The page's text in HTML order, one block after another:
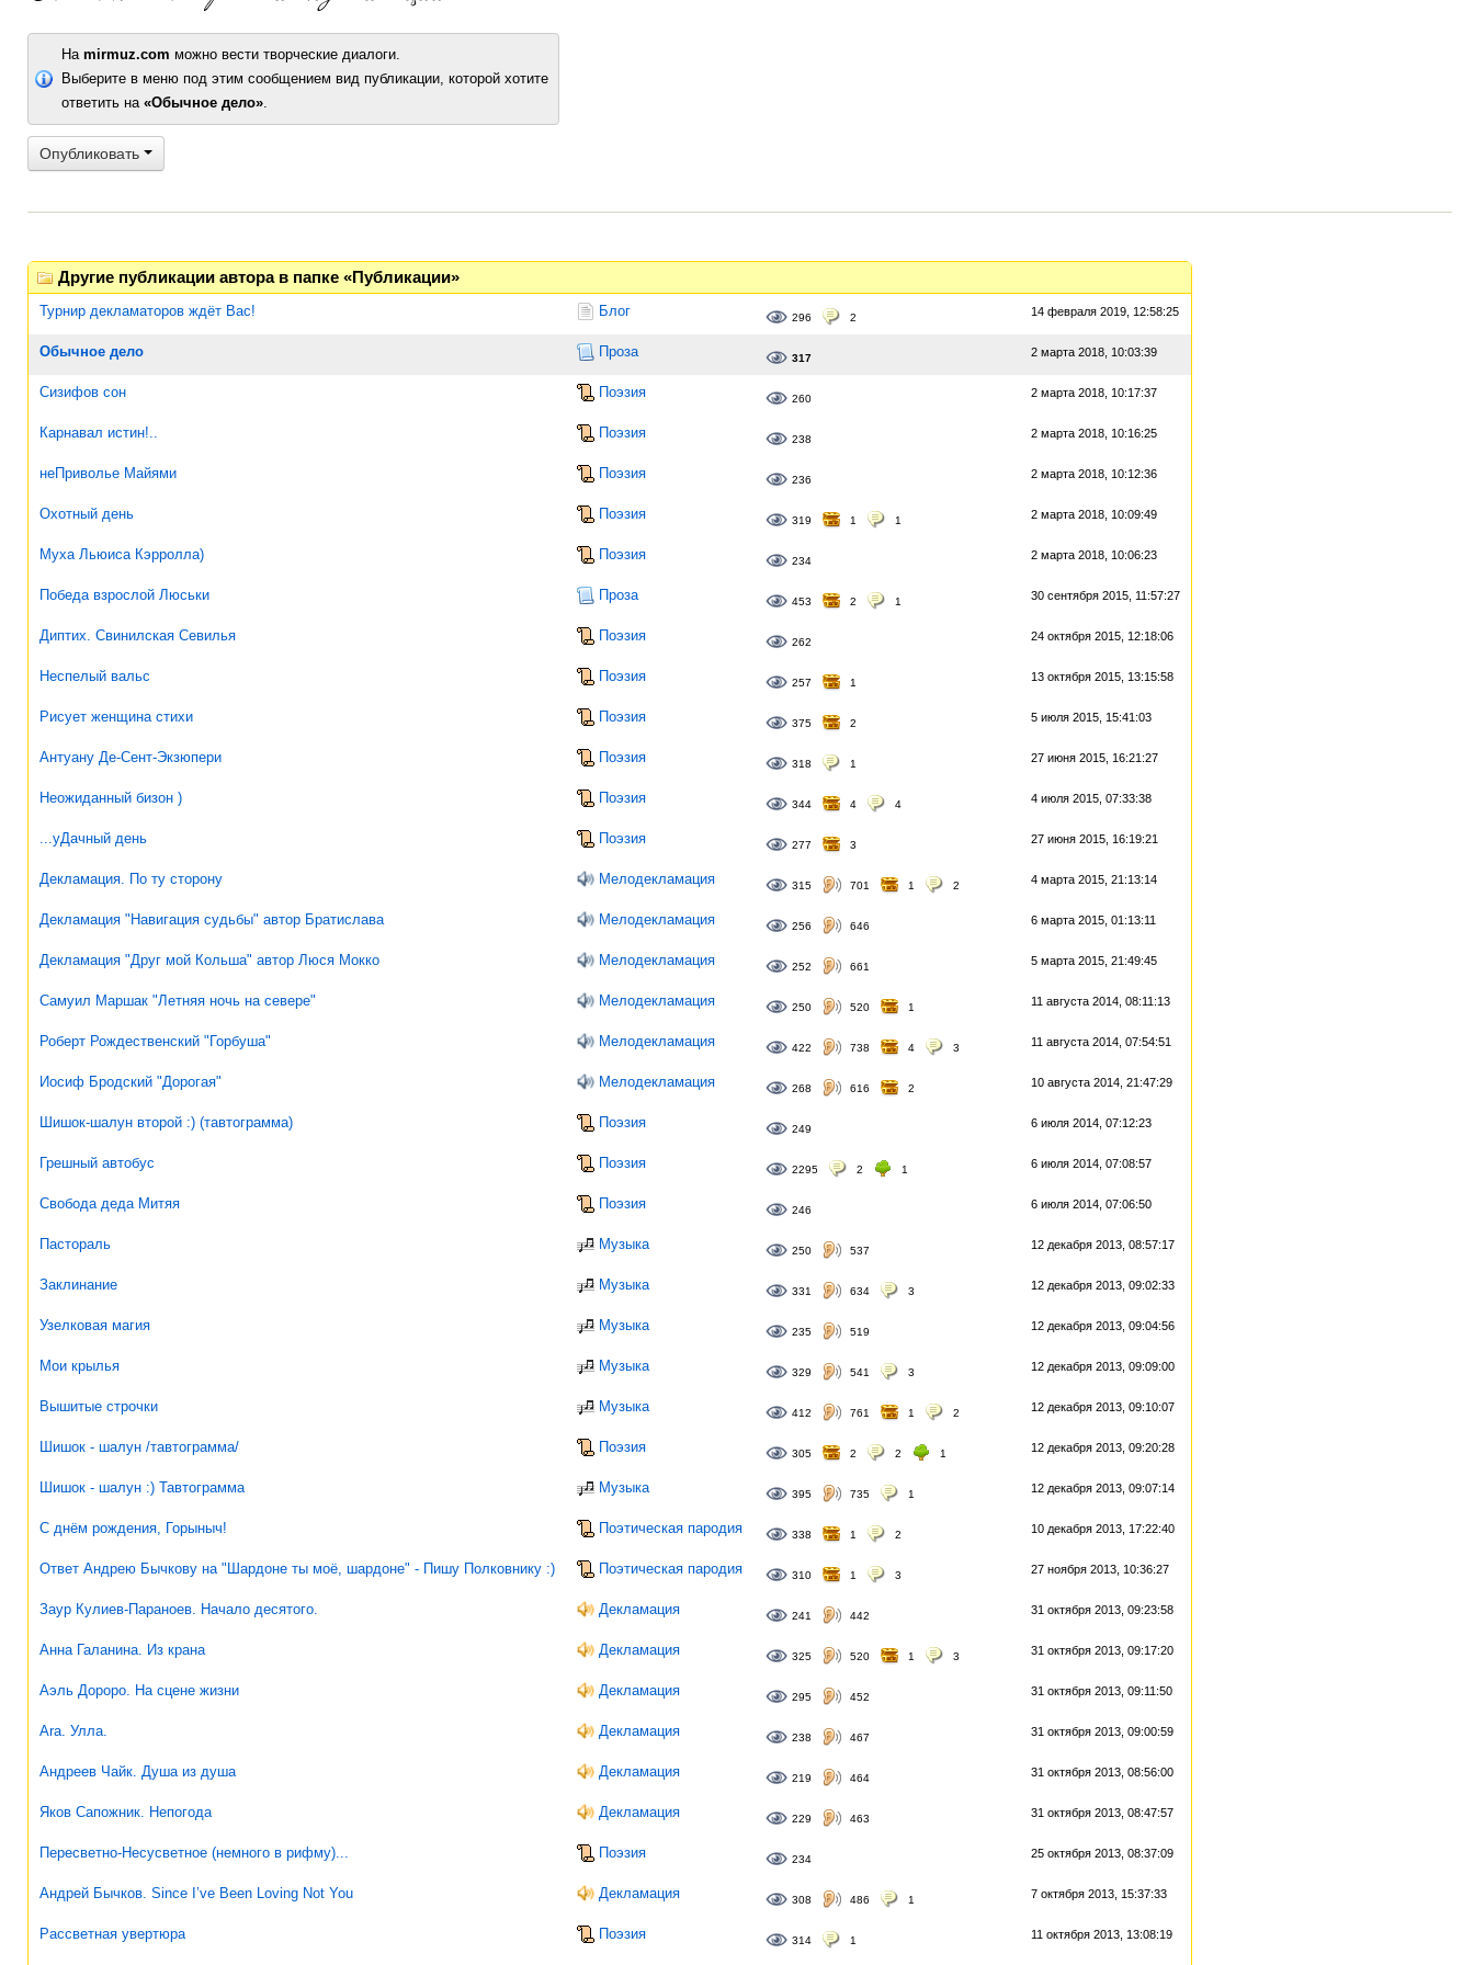
На mirmuz.com можно вести творческие диалоги.
Выберите в меню под этим сообщением вид публикации, которой хотите
ответить на «Обычное дело».
Опубликовать
Другие публикации автора в папке «Публикации»
Турнир декламаторов ждёт Вас! Блог 296 2 14 февраля 2019, 12:58:25
Обычное дело Проза 317 2 марта 2018, 10:03:39
Сизифов сон Поэзия 260 2 марта 2018, 10:17:37
Карнавал истин!.. Поэзия 238 2 марта 2018, 10:16:25
неПриволье Майями Поэзия 236 2 марта 2018, 10:12:36
Охотный день Поэзия 319 1 1 2 марта 2018, 10:09:49
Муха Льюиса Кэрролла) Поэзия 234 2 марта 2018, 10:06:23
Победа взрослой Люськи Проза 453 2 1 30 сентября 2015, 11:57:27
Диптих. Свинилская Севилья Поэзия 262 24 октября 2015, 12:18:06
Неспелый вальс Поэзия 257 1 13 октября 2015, 13:15:58
Рисует женщина стихи Поэзия 375 2 5 июля 2015, 15:41:03
Антуану Де-Сент-Экзюпери Поэзия 318 1 27 июня 2015, 16:21:27
Неожиданный бизон ) Поэзия 344 4 4 4 июля 2015, 07:33:38
...уДачный день Поэзия 277 3 27 июня 2015, 16:19:21
Декламация. По ту сторону Мелодекламация 315 701 1 2 4 марта 2015, 21:13:14
Декламация "Навигация судьбы" автор Братислава Мелодекламация 256 646 6 марта 2015, 01:13:11
Декламация "Друг мой Кольша" автор Люся Мокко Мелодекламация 252 661 5 марта 2015, 21:49:45
Самуил Маршак "Летняя ночь на севере" Мелодекламация 250 520 1 11 августа 2014, 08:11:13
Роберт Рождественский "Горбуша" Мелодекламация 422 738 4 3 11 августа 2014, 07:54:51
Иосиф Бродский "Дорогая" Мелодекламация 268 616 2 10 августа 2014, 21:47:29
Шишок-шалун второй :) (тавтограмма) Поэзия 249 6 июля 2014, 07:12:23
Грешный автобус Поэзия 2295 2 1 6 июля 2014, 07:08:57
Свобода деда Митяя Поэзия 246 6 июля 2014, 07:06:50
Пастораль Музыка 250 537 12 декабря 2013, 08:57:17
Заклинание Музыка 331 634 3 12 декабря 2013, 09:02:33
Узелковая магия Музыка 235 519 12 декабря 2013, 09:04:56
Мои крылья Музыка 329 541 3 12 декабря 2013, 09:09:00
Вышитые строчки Музыка 412 761 1 2 12 декабря 2013, 09:10:07
Шишок - шалун /тавтограмма/ Поэзия 305 2 2 1 12 декабря 2013, 09:20:28
Шишок - шалун :) Тавтограмма Музыка 395 735 1 12 декабря 2013, 09:07:14
С днём рождения, Горыныч! Поэтическая пародия 338 1 2 10 декабря 2013, 17:22:40
Ответ Андрею Бычкову на "Шардоне ты моё, шардоне" - Пишу Полковнику :) Поэтическая пародия 310 1 3 27 ноября 2013, 10:36:27
Заур Кулиев-Параноев. Начало десятого. Декламация 241 442 31 октября 2013, 09:23:58
Анна Галанина. Из крана Декламация 325 520 1 3 31 октября 2013, 09:17:20
Аэль Дороро. На сцене жизни Декламация 295 452 31 октября 2013, 09:11:50
Ara. Улла. Декламация 238 467 31 октября 2013, 09:00:59
Андреев Чайк. Душа из душа Декламация 219 464 31 октября 2013, 08:56:00
Яков Сапожник. Непогода Декламация 229 463 31 октября 2013, 08:47:57
Пересветно-Несусветное (немного в рифму)... Поэзия 234 25 октября 2013, 08:37:09
Андрей Бычков. Since I’ve Been Loving Not You Декламация 308 486 1 7 октября 2013, 15:37:33
Рассветная увертюра Поэзия 314 1 11 октября 2013, 13:08:19